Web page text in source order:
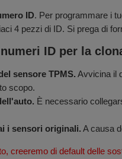
ID. Per programmare i
4 pezzi di ID. Si prega di
ID per la
sensore TPMS. Avvicina il
scopo.
È necessario
i sensori originali. A causa
creeremo di default delle